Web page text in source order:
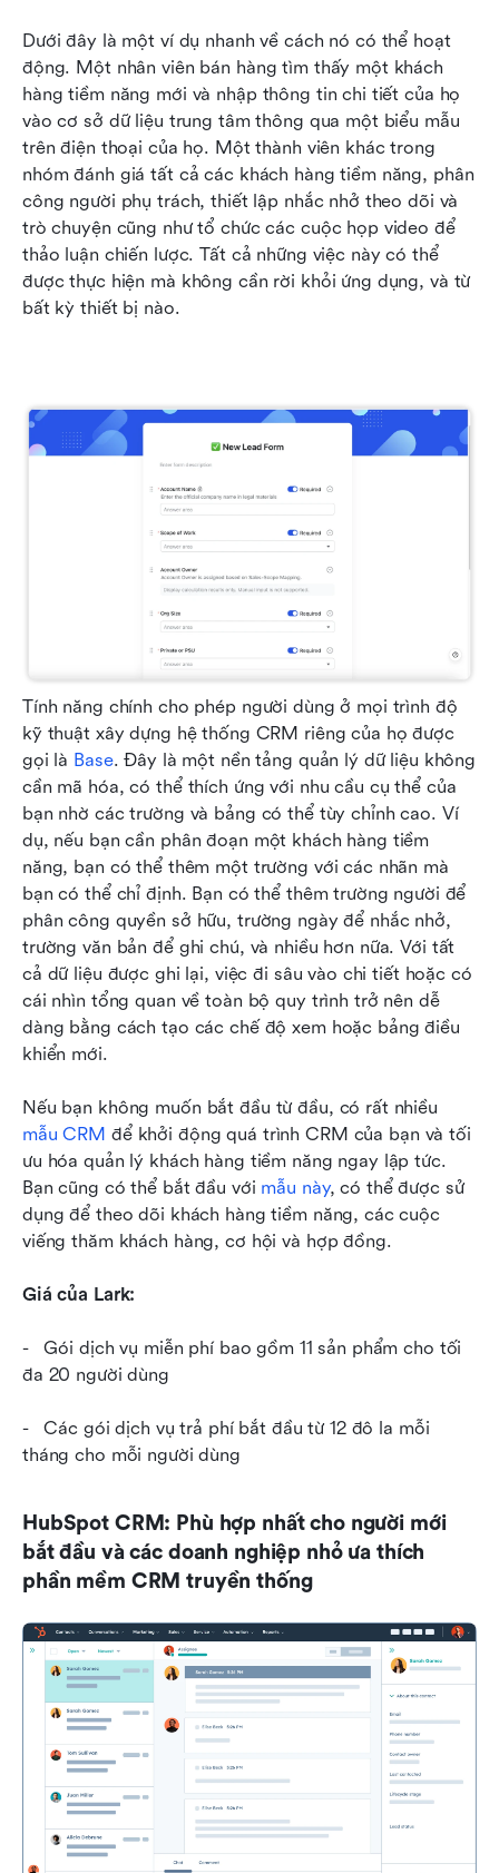
Dưới đây là một ví dụ nhanh về cách nó có thể hoạt
động. Một nhân viên bán hàng tìm thấy một khách
hàng tiềm năng mới và nhập thông tin chi tiết của họ
vào cơ sở dữ liệu trung tâm thông qua một biểu mẫu
trên điện thoại của họ. Một thành viên khác trong
nhóm đánh giá tất cả các khách hàng tiềm năng, phân
công người phụ trách, thiết lập nhắc nhở theo dõi và
trò chuyện cũng như tổ chức các cuộc họp video để
thảo luận chiến lược. Tất cả những việc này có thể
được thực hiện mà không cần rời khỏi ứng dụng, và từ
bất kỳ thiết bị nào.
Tính năng chính cho phép người dùng ở mọi trình độ
kỹ thuật xây dựng hệ thống CRM riêng của họ được
gọi là Base. Đây là một nền tảng quản lý dữ liệu không
cần mã hóa, có thể thích ứng với nhu cầu cụ thể của
bạn nhờ các trường và bảng có thể tùy chỉnh cao. Ví
dụ, nếu bạn cần phân đoạn một khách hàng tiềm
năng, bạn có thể thêm một trường với các nhãn mà
bạn có thể chỉ định. Bạn có thể thêm trường người để
phân công quyền sở hữu, trường ngày để nhắc nhở,
trường văn bản để ghi chú, và nhiều hơn nữa. Với tất
cả dữ liệu được ghi lại, việc đi sâu vào chi tiết hoặc có
cái nhìn tổng quan về toàn bộ quy trình trở nên dễ
dàng bằng cách tạo các chế độ xem hoặc bảng điều
khiển mới.
mẫu CRM để khởi động quá trình CRM của bạn và tối
ưu hóa quản lý khách hàng tiềm năng ngay lập tức.
Bạn cũng có thể bắt đầu với mẫu này, có thể được sử
dụng để theo dõi khách hàng tiềm năng, các cuộc
viếng thăm khách hàng, cơ hội và hợp đồng.
Giá của Lark:
-   Gói dịch vụ miễn phí bao gồm 11 sản phẩm cho tối
đa 20 người dùng
-   Các gói dịch vụ trả phí bắt đầu từ 12 đô la mỗi
tháng cho mỗi người dùng
HubSpot CRM: Phù hợp nhất cho người mới
bắt đầu và các doanh nghiệp nhỏ ưa thích
phần mềm CRM truyền thống